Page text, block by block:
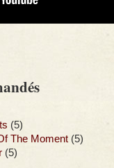
(5)
The Moment (5)
(5)